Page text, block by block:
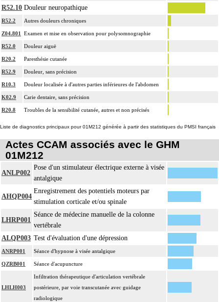
R52.10 Douleur neuropathique
R52.2 Autres douleurs chroniques
Z04.801 Examen et mise en observation pour polysomnographie
R52.0 Douleur aiguë
R20.2 Paresthésie cutanée
R52.9 Douleur, sans précision
R10.3 Douleur localisée à d'autres parties inférieures de l'abdomen
K02.9 Carie dentaire, sans précision
R20.8 Troubles de la sensibilité cutanée, autres et non précisés
Liste de diagnostics principaux pour 01M212 générée à partir des statistiques du PMSI français
Actes CCAM associés avec le GHM
01M212
ANLP002
Pose d'un stimulateur électrique externe à visée
antalgique
AHQP004
Enregistrement des potentiels moteurs par
stimulation corticale et/ou spinale
LHRP001
Séance de médecine manuelle de la colonne
vertébrale
ALQP003 Test d'évaluation d'une dépression
ANRP001 Séance d'hypnose à visée antalgique
QZRB001 Séance d'acupuncture
LHLH003
Infiltration thérapeutique d'articulation vertébrale
postérieure, par voie transcutanée avec guidage
radiologique